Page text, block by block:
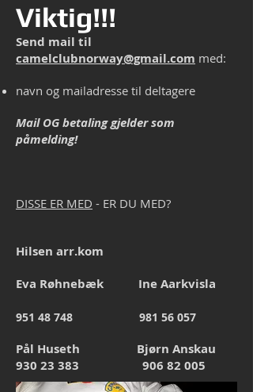
Viktig!!!
Send mail til
camelclubnorway@gmail.com med:
navn og mailadresse til deltagere
Mail OG betaling gjelder som
påmelding!
DISSE ER MED - ER DU MED?
Hilsen arr.kom
Eva Røhnebæk Ine Aarkvisla
951 48 748 981 56 057
Pål Huseth Bjørn Anskau
930 23 383
906 82 005